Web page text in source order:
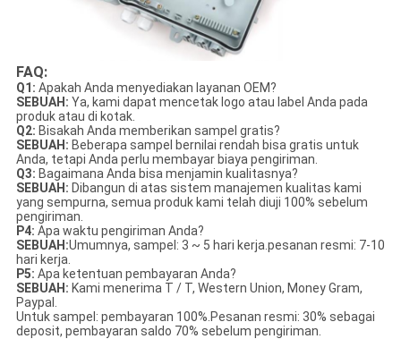
FAQ:
Q1: Apakah Anda menyediakan layanan OEM?
SEBUAH: Ya, kami dapat mencetak logo atau label Anda pada
produk atau di kotak.
Q2: Bisakah Anda memberikan sampel gratis?
SEBUAH: Beberapa sampel bernilai rendah bisa gratis untuk
Anda, tetapi Anda perlu membayar biaya pengiriman.
Q3: Bagaimana Anda bisa menjamin kualitasnya?
SEBUAH: Dibangun di atas sistem manajemen kualitas kami
yang sempurna, semua produk kami telah diuji 100% sebelum
pengiriman.
P4: Apa waktu pengiriman Anda?
SEBUAH:Umumnya, sampel: 3 ~ 5 hari kerja.pesanan resmi: 7-10
hari kerja.
P5: Apa ketentuan pembayaran Anda?
SEBUAH: Kami menerima T / T, Western Union, Money Gram,
Paypal.
Untuk sampel: pembayaran 100%.Pesanan resmi: 30% sebagai
deposit, pembayaran saldo 70% sebelum pengiriman.